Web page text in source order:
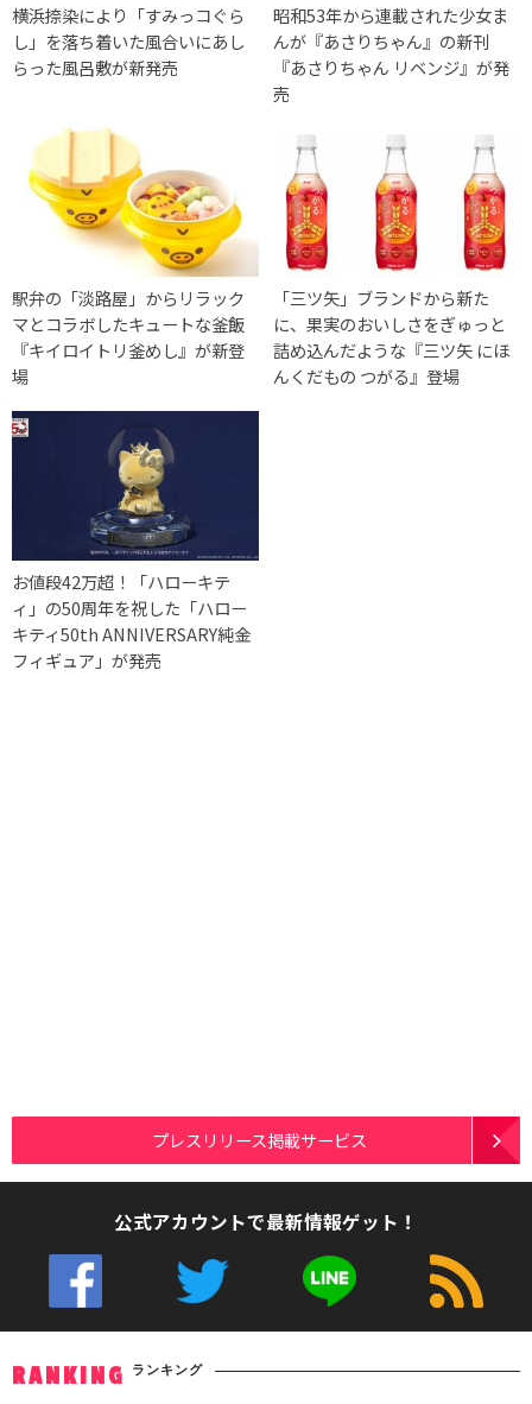
横浜捺染により「すみっコぐら
し」を落ち着いた風合いにあし
らった風呂敷が新発売
昭和53年から連載された少女ま
んが『あさりちゃん』の新刊
『あさりちゃん リベンジ』が発
売
駅弁の「淡路屋」からリラック
マとコラボしたキュートな釜飯
『キイロイトリ釜めし』が新登
場
「三ツ矢」ブランドから新た
に、果実のおいしさをぎゅっと
詰め込んだような『三ツ矢 にほ
んくだもの つがる』登場
お値段42万超！「ハローキテ
ィ」の50周年を祝した「ハロー
キティ50th ANNIVERSARY純金
フィギュア」が発売
プレスリリース掲載サービス
公式アカウントで最新情報ゲット！
RANKING ランキング